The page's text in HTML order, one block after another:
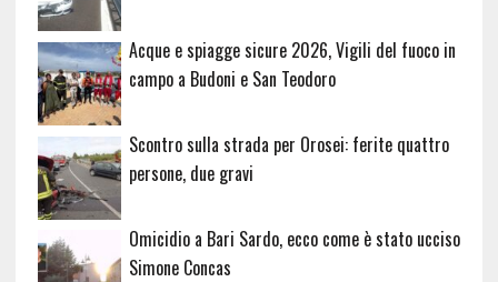
Acque e spiagge sicure 2026, Vigili del fuoco in
campo a Budoni e San Teodoro
Scontro sulla strada per Orosei: ferite quattro
persone, due gravi
Omicidio a Bari Sardo, ecco come è stato ucciso
Simone Concas